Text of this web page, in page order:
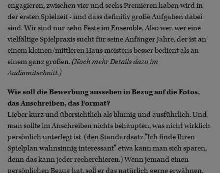
engagieren, zwischen vier und sechs Premieren haben wird in
der ersten Spielzeit - und dass definitiv große Aufgaben dabei
sind. Wir sind nur zehn Feste im Ensemble. Also wer, wer eine
vielfältige Spielpraxis sucht für seine Anfänger Jahre, der ist an
einem kleinen/mittleren Haus meistens besser bedient als an
einem ganz großen. (Noch mehr Details dazu im
Audiomitschnitt.)
Wie soll die Bewerbung aussehen in Bezug auf die Fotos,
das Anschreiben, das Format?
Lieber kurz und übersichtlich als blumig und ausführlich. Und
man sollte im Anschreiben nichts behaupten, was nicht wirklich
persönlich unterlegt ist (den Standardsatz "Ich finde Ihren
Spielplan wahnsinnig interessant" etwa kann man sich sparen,
denn das kann jeder recherchieren.) Wenn jemand einen
persönlichen Bezug hat, soll er das natürlich gerne erwähnen,